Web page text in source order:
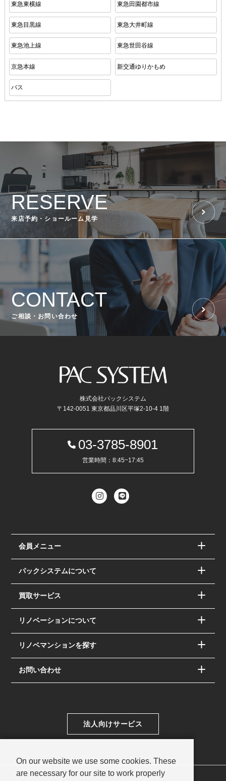
東急東横線 東急田園都市線
東急目黒線 東急大井町線
東急池上線 東急世田谷線
京急本線 新交通ゆりかもめ
バス
RESERVE
来店予約・ショールーム見学
CONTACT
ご相談・お問い合わせ
株式会社パックシステム
〒142-0051 東京都品川区平塚2-10-4 1階
03-3785-8901
営業時間：8:45~17:45
会員メニュー
パックシステムについて
買取サービス
リノベーションについて
リノベマンションを探す
お問い合わせ
法人向けサービス
On our website we use some cookies. These
are necessary for our site to work properly